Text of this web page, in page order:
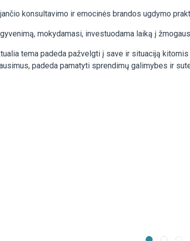
konsultavimo ir emocinės brandos ugdymo
mokydamasi, investuodama laiką į
tema padeda pažvelgti į save ir situaciją
padeda pamatyti sprendimų galimybes ir